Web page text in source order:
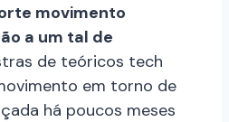
movimento
a um tal de
de teóricos tech
em torno de
há poucos meses